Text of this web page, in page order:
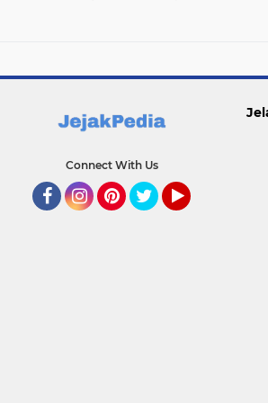
Connect With Us